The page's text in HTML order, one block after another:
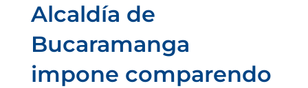
Alcaldía de
Bucaramanga
impone comparendo